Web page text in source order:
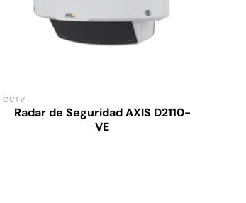
CCTV
Radar de Seguridad AXIS D2110-
VE